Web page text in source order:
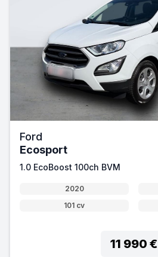
Ford
Ecosport
1.0 EcoBoost 100ch BVM
2020
101 cv
11 990 €